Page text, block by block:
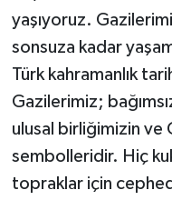
yaşıyoruz.
sonsuza kadar
Türk kahramanlık
Gazilerimiz;
ulusal birliğimizin ve
sembolleridir. Hiç
topraklar için